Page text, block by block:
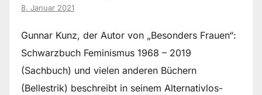
8. Januar 2021
Gunnar Kunz, der Autor von „Besonders Frauen“:
Schwarzbuch Feminismus 1968 – 2019
(Sachbuch) und vielen anderen Büchern
(Bellestrik) beschreibt in seinem Alternativlos-